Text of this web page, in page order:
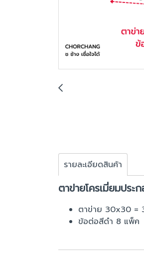
รายละเอียดสินค้า
ตาข่ายโครเมี่ยมปร
ตาข่าย 30x30 =
ข้อต่อสีดำ 8 แพ็ค